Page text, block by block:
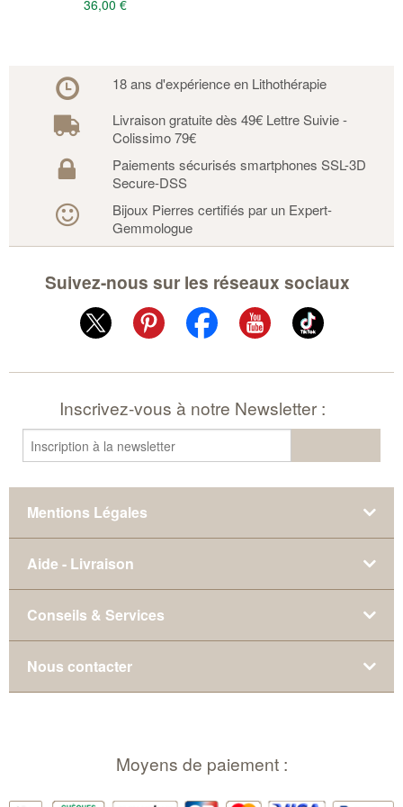
36,00 €
18 ans d'expérience en Lithothérapie
Livraison gratuite dès 49€ Lettre Suivie -
Colissimo 79€
Paiements sécurisés smartphones SSL-3D
Secure-DSS
Bijoux Pierres certifiés par un Expert-
Gemmologue
Suivez-nous sur les réseaux sociaux
Inscrivez-vous à notre Newsletter :
Mentions Légales
Aide - Livraison
Conseils & Services
Nous contacter
Moyens de paiement :